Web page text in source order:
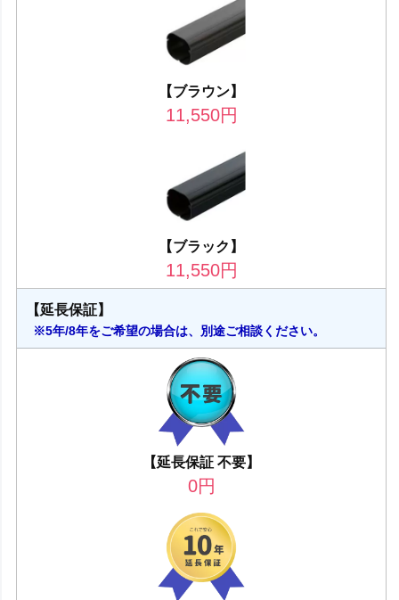
【ブラウン】
11,550円
【ブラック】
11,550円
【延長保証】
※5年/8年をご希望の場合は、別途ご相談ください。
【延長保証 不要】
0円